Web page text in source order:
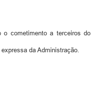
o cometimento a terceiros do
da Administração.